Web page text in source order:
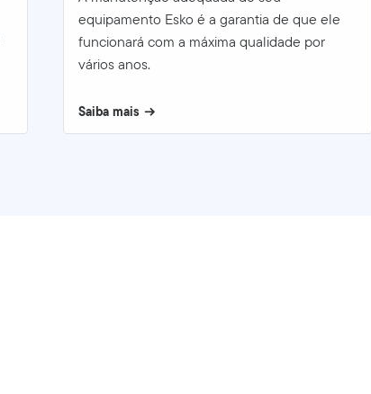
equipamento Esko é a garantia de que ele
funcionará com a máxima qualidade por
vários anos.
Saiba mais